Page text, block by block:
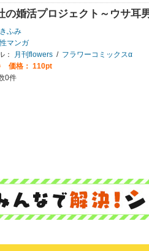
の婚活プロジェクト～ウサ耳
ふみ
マンガ
：
月刊flowers / フラワーコミックスα
価格： 110pt
0件